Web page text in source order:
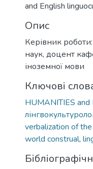
and English
Опис
Керівник
наук, доцент
іноземної мови
Ключові
HUMANITIES and
verbalization of
world construal,